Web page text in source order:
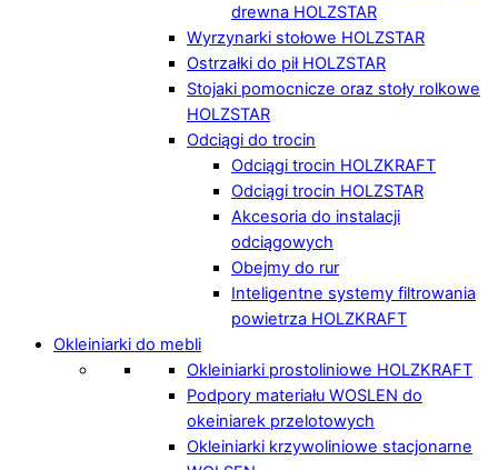
drewna HOLZSTAR
Wyrzynarki stołowe HOLZSTAR
Ostrzałki do pił HOLZSTAR
Stojaki pomocnicze oraz stoły rolkowe
HOLZSTAR
Odciągi do trocin
Odciągi trocin HOLZKRAFT
Odciągi trocin HOLZSTAR
Akcesoria do instalacji
odciągowych
Obejmy do rur
Inteligentne systemy filtrowania
powietrza HOLZKRAFT
Okleiniarki do mebli
Okleiniarki prostoliniowe HOLZKRAFT
Podpory materiału WOSLEN do
okeiniarek przelotowych
Okleiniarki krzywoliniowe stacjonarne